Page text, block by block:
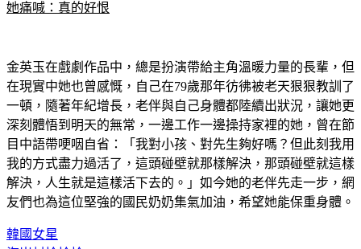
她痛喊：真的好恨
金英玉在戲劇作品中，總是扮演帶給主角溫暖力量的長輩，但
在現實中她也曾感慨，自己在79歲那年彷彿被老天狠狠教訓了
一頓，隨著年紀增長，老伴與自己身體都陸續出狀況，讓她更
深刻體悟到明天的無常，一邊工作一邊操持家裡的她，曾在節
目中語帶哽咽自省：「我對小孩、對先生夠好嗎？但此刻我用
我的方式盡力過活了，這頭碰壁就那樣解決，那頭碰壁就這樣
解決，人生就是這樣活下去的。」如今她的老伴先走一步，網
友們也為這位堅強的國民奶奶集氣加油，希望她能保重身體。
韓國女星